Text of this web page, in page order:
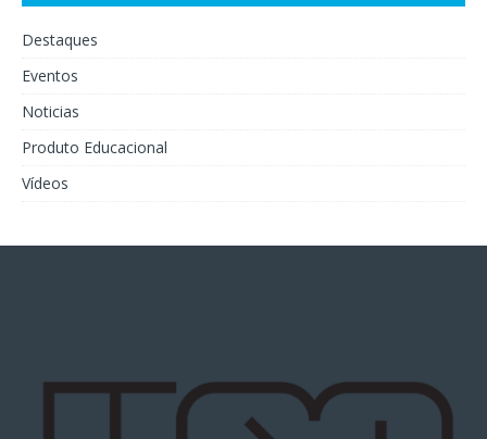
Destaques
Eventos
Noticias
Produto Educacional
Vídeos